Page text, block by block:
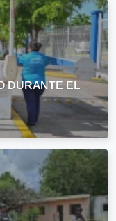
DURANTE EL